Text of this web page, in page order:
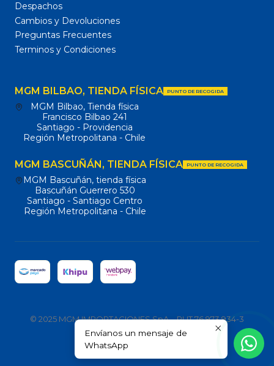
Despachos
Cambios y Devoluciones
Preguntas Frecuentes
Terminos y Condiciones
MGM BILBAO, TIENDA FÍSICA PUNTO DE RECOGIDA
MGM Bilbao, Tienda física
Francisco Bilbao 241
Santiago - Providencia
Región Metropolitana - Chile
MGM BASCUÑÁN, TIENDA FÍSICA PUNTO DE RECOGIDA
MGM Bascuñán, tienda física
Bascuñán Guerrero 530
Santiago - Santiago Centro
Región Metropolitana - Chile
© 2025 MGM IMPORTACIONES SpA – RUT 76.973.934-3
Todos los derechos reservados.
Envíanos un mensaje de
WhatsApp